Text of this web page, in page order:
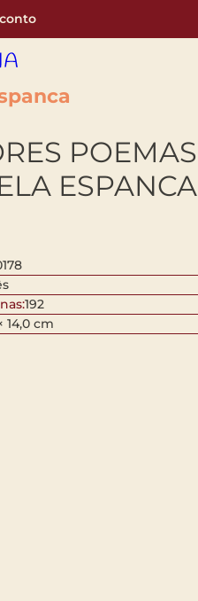
POEMAS
ESPANCA
192
14,0 cm